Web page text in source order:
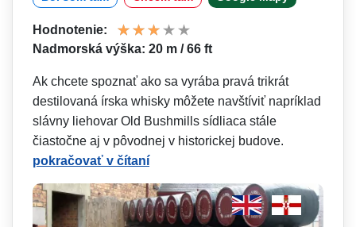
Hodnotenie:
Nadmorská výška: 20 m / 66 ft
Ak chcete spoznať ako sa vyrába pravá trikrát
destilovaná írska whisky môžete navštíviť napríklad
slávny liehovar Old Bushmills sídliaca stále
čiastočne aj v pôvodnej v historickej budove.
pokračovať v čítaní